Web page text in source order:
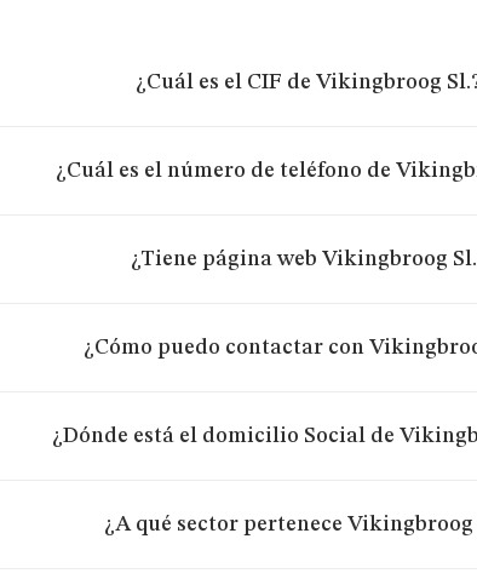
¿Cuál es el CIF de Vikingbroog
¿Cuál es el número de teléfono de
¿Tiene página web Vikingbroog
¿Cómo puedo contactar con
¿Dónde está el domicilio Social de
¿A qué sector pertenece Vikingbroog